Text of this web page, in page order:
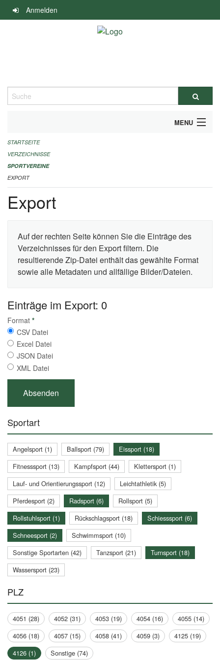
Navigation
überspringen
Anmelden
Suche
MENU
ALLGEMEINE INFORMATIONEN
FINANZIELLE UNTERSTÜTZUNG BENÖTIGT?
KONTAKT
STARTSEITE
VERZEICHNISSE
SPORTVEREINE
EXPORT
Export
Auf der rechten Seite können Sie die Einträge des
Verzeichnisses für den Export filtern. Die
resultierende Zip-Datei enthält das gewählte Format
sowie alle Metadaten und allfällige Bilder/Dateien.
Einträge im Export: 0
Format *
CSV Datei
Excel Datei
JSON Datei
XML Datei
Sportart
Angelsport (1) Ballsport (79)
Eissport (18)
Fitnesssport (13)
Kampfsport (44)
Klettersport (1)
Lauf- und Orientierungssport (12)
Leichtathletik (5)
Pferdesport (2)
Radsport (6)
Rollsport (5)
Rollstuhlsport (1)
Rückschlagsport (18)
Schiesssport (6)
Schneesport (2)
Schwimmsport (10)
Sonstige Sportarten (42)
Tanzsport (21)
Turnsport (18)
Wassersport (23)
PLZ
4051 (28) 4052 (31) 4053 (19) 4054 (16)
4055 (14)
4056 (18)
4057 (15) 4058 (41) 4059 (3)
4125 (19)
4126 (1)
Sonstige (74)